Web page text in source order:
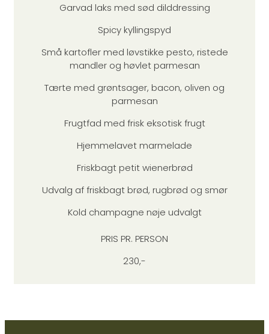
Garvad laks med sød dilddressing
Spicy kyllingspyd
Små kartofler med løvstikke pesto, ristede
mandler og høvlet parmesan
Tærte med grøntsager, bacon, oliven og
parmesan
Frugtfad med frisk eksotisk frugt
Hjemmelavet marmelade
Friskbagt petit wienerbrød
Udvalg af friskbagt brød, rugbrød og smør
Kold champagne nøje udvalgt
PRIS PR. PERSON
230,-